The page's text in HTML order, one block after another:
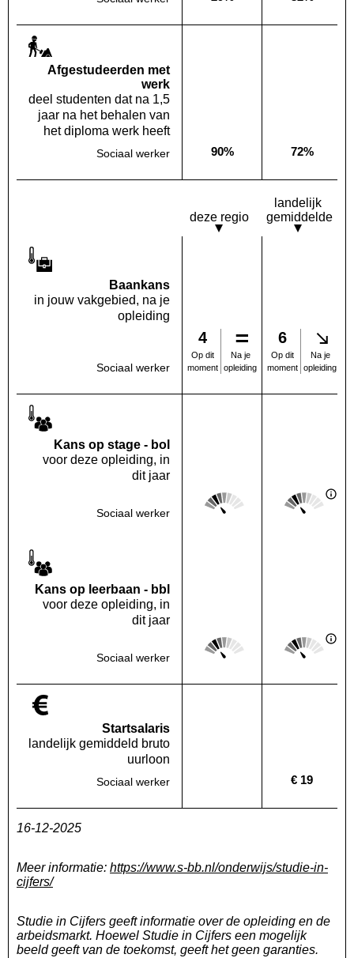
Deze opleiding:Landelijk
Af­gestudeerden met
werk
deel studenten dat na 1,5
jaar na het behalen van
het diploma werk heeft
Sociaal werker Deze opleiding:
90% Landelijk
72%
deze regio
landelijk
gemiddelde
Baankans
in jouw vakgebied, na je
opleiding
Sociaal werker
4
Op dit
moment
Na je
opleiding
6
Op dit
moment
Na je
opleiding
Kans op stage - bol
voor deze opleiding, in
dit jaar
Sociaal werker Deze regio:
Score: 2 van 5
Landelijk
Score: 2 van
Kans op leerbaan - bbl
voor deze opleiding, in
dit jaar
Sociaal werker Deze regio:
Score: 2 van 5
Landelijk
Score: 2 van
Startsalaris
landelijk gemiddeld bruto
uurloon
Sociaal werker Geen waarde bekendLandelijk
€ 19
16-12-2025
Meer informatie: https://www.s-bb.nl/onderwijs/studie-in-
cijfers/
Studie in Cijfers geeft informatie over de opleiding en de
arbeidsmarkt. Hoewel Studie in Cijfers een mogelijk
beeld geeft van de toekomst, geeft het geen garanties.